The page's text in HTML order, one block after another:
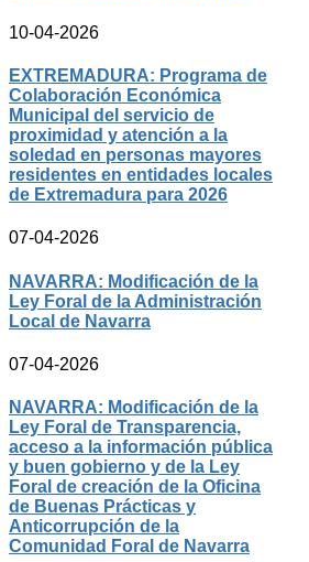
10-04-2026
EXTREMADURA: Programa de
Colaboración Económica
Municipal del servicio de
proximidad y atención a la
soledad en personas mayores
residentes en entidades locales
de Extremadura para 2026
07-04-2026
NAVARRA: Modificación de la
Ley Foral de la Administración
Local de Navarra
07-04-2026
NAVARRA: Modificación de la
Ley Foral de Transparencia,
acceso a la información pública
y buen gobierno y de la Ley
Foral de creación de la Oficina
de Buenas Prácticas y
Anticorrupción de la
Comunidad Foral de Navarra